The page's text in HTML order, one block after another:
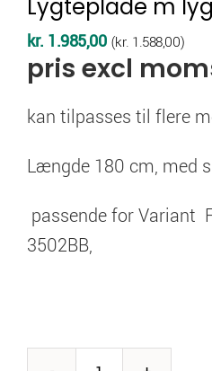
Lygteplade m
kr. 1.985,00 (kr. 1.588,00)
pris excl
kan tilpasses til flere
Længde 180 cm, med
passende for Variant
3502BB,